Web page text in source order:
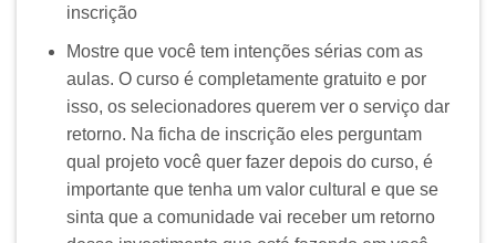
inscrição
Mostre que você tem intenções sérias com as
aulas. O curso é completamente gratuito e por
isso, os selecionadores querem ver o serviço dar
retorno. Na ficha de inscrição eles perguntam
qual projeto você quer fazer depois do curso, é
importante que tenha um valor cultural e que se
sinta que a comunidade vai receber um retorno